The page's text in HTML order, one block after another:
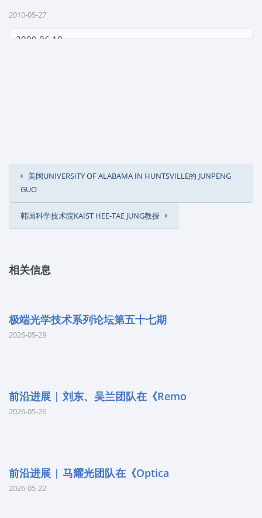
2010-05-27
2009.06.18
美国UNIVERSITY OF ALABAMA IN HUNTSVILLE的 JUNPENG
GUO
韩国科学技术院KAIST HEE-TAE JUNG教授
相关信息
极端光学技术系列论坛第五十七期
2026-05-28
前沿进展 | 刘东、吴兰团队在《Remo
2026-05-26
前沿进展 | 马耀光团队在《Optica
2026-05-22